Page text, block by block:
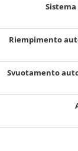
Riempimento
Svuotamento